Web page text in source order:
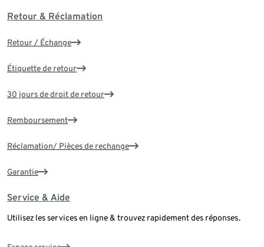
Retour & Réclamation
Retour / Échange
Étiquette de retour
30 jours de droit de retour
Remboursement
Réclamation/ Pièces de rechange
Garantie
Service & Aide
Utilisez les services en ligne & trouvez rapidement des réponses.